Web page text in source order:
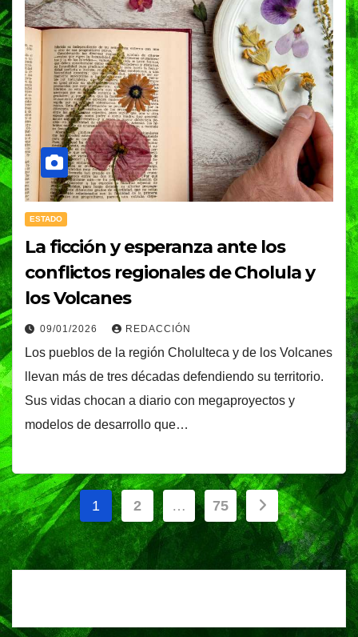
ESTADO
La ficción y esperanza ante los
conflictos regionales de Cholula y
los Volcanes
09/01/2026 REDACCIÓN
Los pueblos de la región Cholulteca y de los Volcanes
llevan más de tres décadas defendiendo su territorio.
Sus vidas chocan a diario con megaproyectos y
modelos de desarrollo que…
Paginación
de
entradas
1 2 … 75